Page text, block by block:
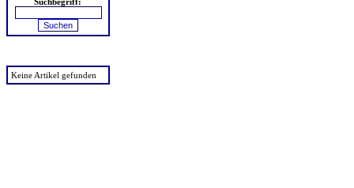
Keine Artikel gefunden